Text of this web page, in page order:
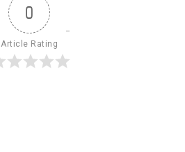
0
Article Rating